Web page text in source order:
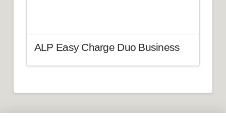
ALP Easy Charge Duo Business